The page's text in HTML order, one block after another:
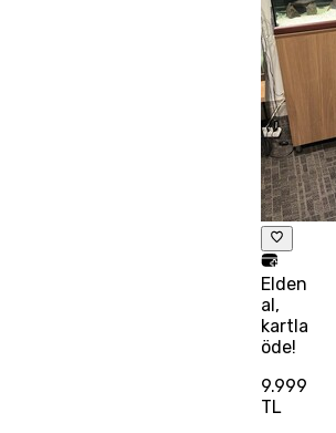
Elden
al,
kartla
öde!
9.999
TL